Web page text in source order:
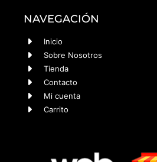
NAVEGACIÓN
Inicio
Sobre Nosotros
Tienda
Contacto
Mi cuenta
Carrito